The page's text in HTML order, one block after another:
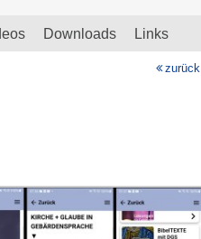
Downloads Links
zurück